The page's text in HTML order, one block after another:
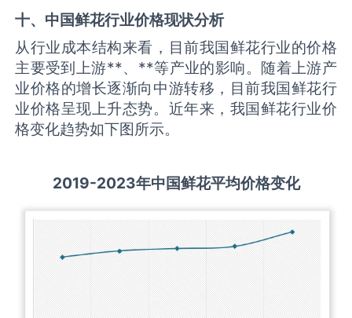
十、中国鲜花行业价格现状分析
从行业成本结构来看，目前我国鲜花行业的价格
主要受到上游**、**等产业的影响。随着上游产
业价格的增长逐渐向中游转移，目前我国鲜花行
业价格呈现上升态势。近年来，我国鲜花行业价
格变化趋势如下图所示。
2019-2023年中国鲜花平均价格变化